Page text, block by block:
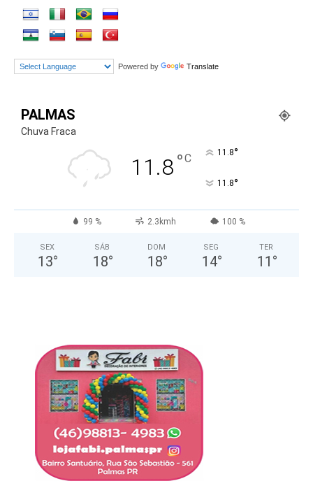
Powered by Translate
PALMAS
Chuva Fraca
11.8°C 11.8°
11.8°
99 % 2.3kmh 100 %
SEX
13°
SÁB
18°
DOM
18°
SEG
14°
TER
11 °